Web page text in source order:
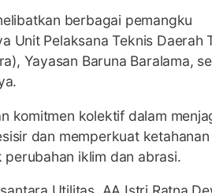
berbagai pemangku
Unit Pelaksana Teknis Daerah
Yayasan Baruna Baralama,
komitmen kolektif dalam
dan memperkuat
iklim dan abrasi.